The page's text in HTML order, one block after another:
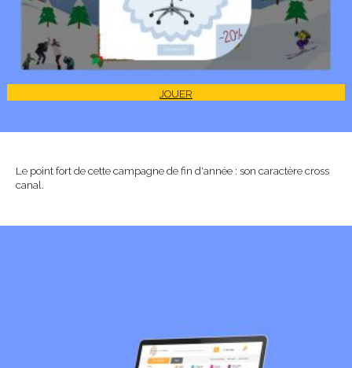
JOUER
Le point fort de cette campagne de fin d'année : son caractère cross
canal.